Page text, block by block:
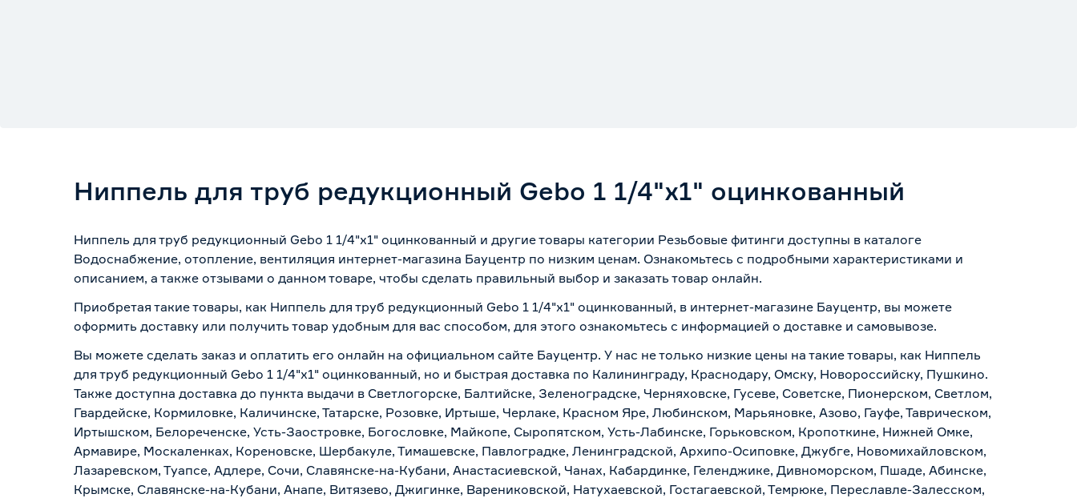
Ниппель для труб редукционный Gebo 1 1/4"х1" оцинкованный
Ниппель для труб редукционный Gebo 1 1/4"х1" оцинкованный и другие товары категории Резьбовые фитинги доступны в каталоге
Водоснабжение, отопление, вентиляция интернет-магазина Бауцентр по низким ценам. Ознакомьтесь с подробными характеристиками и
описанием, а также отзывами о данном товаре, чтобы сделать правильный выбор и заказать товар онлайн.
Приобретая такие товары, как Ниппель для труб редукционный Gebo 1 1/4"х1" оцинкованный, в интернет-магазине Бауцентр, вы можете
оформить доставку или получить товар удобным для вас способом, для этого ознакомьтесь с информацией о доставке и самовывозе.
Вы можете сделать заказ и оплатить его онлайн на официальном сайте Бауцентр. У нас не только низкие цены на такие товары, как Ниппель
для труб редукционный Gebo 1 1/4"х1" оцинкованный, но и быстрая доставка по Калининграду, Краснодару, Омску, Новороссийску, Пушкино.
Также доступна доставка до пункта выдачи в Светлогорске, Балтийске, Зеленоградске, Черняховске, Гусеве, Советске, Пионерском, Светлом,
Гвардейске, Кормиловке, Каличинске, Татарске, Розовке, Иртыше, Черлаке, Красном Яре, Любинском, Марьяновке, Азово, Гауфе, Таврическом,
Иртышском, Белореченске, Усть-Заостровке, Богословке, Майкопе, Сыропятском, Усть-Лабинске, Горьковском, Кропоткине, Нижней Омке,
Армавире, Москаленках, Кореновске, Шербакуле, Тимашевске, Павлоградке, Ленинградской, Архипо-Осиповке, Джубге, Новомихайловском,
Лазаревском, Туапсе, Адлере, Сочи, Славянске-на-Кубани, Анастасиевской, Чанах, Кабардинке, Геленджике, Дивноморском, Пшаде, Абинске,
Крымске, Славянске-на-Кубани, Анапе, Витязево, Джигинке, Варениковской, Натухаевской, Гостагаевской, Темрюке, Переславле-Залесском,